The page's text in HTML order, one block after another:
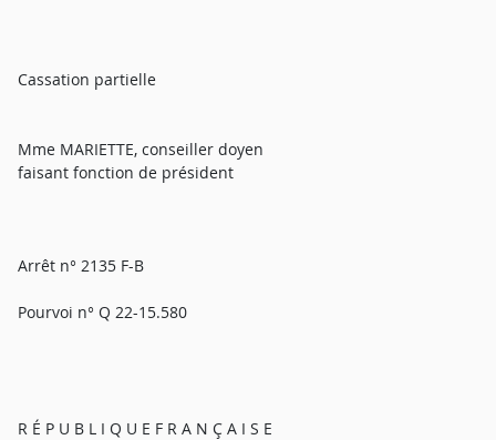
Cassation partielle
Mme MARIETTE, conseiller doyen
faisant fonction de président
Arrêt n° 2135 F-B
Pourvoi n° Q 22-15.580
R É P U B L I Q U E F R A N Ç A I S E